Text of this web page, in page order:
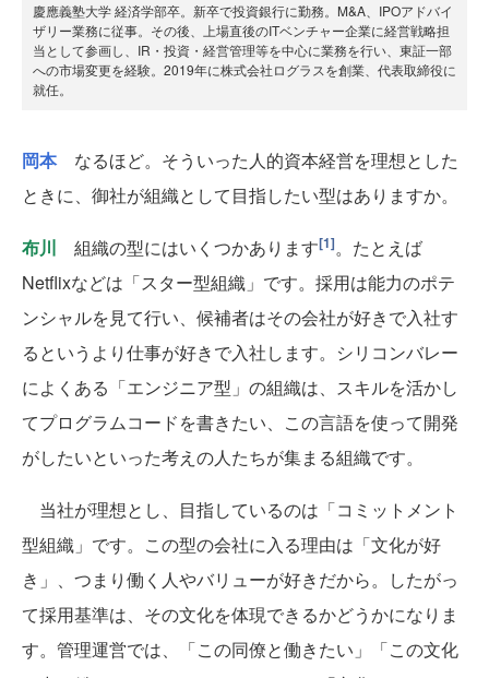
慶應義塾大学 経済学部卒。新卒で投資銀行に勤務。M&A、IPOアドバイ
ザリー業務に従事。その後、上場直後のITベンチャー企業に経営戦略担
当として参画し、IR・投資・経営管理等を中心に業務を行い、東証一部
への市場変更を経験。2019年に株式会社ログラスを創業、代表取締役に
就任。
岡本なるほど。そういった人的資本経営を理想とした
ときに、御社が組織として目指したい型はありますか。
布川 組織の型にはいくつかあります[1]。たとえば
Netflixなどは「スター型組織」です。採用は能力のポテ
ンシャルを見て行い、候補者はその会社が好きで入社す
るというより仕事が好きで入社します。シリコンバレー
によくある「エンジニア型」の組織は、スキルを活かし
てプログラムコードを書きたい、この言語を使って開発
がしたいといった考えの人たちが集まる組織です。
当社が理想とし、目指しているのは「コミットメント
型組織」です。この型の会社に入る理由は「文化が好
き」、つまり働く人やバリューが好きだから。したがっ
て採用基準は、その文化を体現できるかどうかになりま
す。管理運営では、「この同僚と働きたい」「この文化